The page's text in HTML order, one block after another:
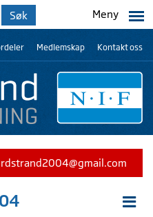
Meny
Medlemskap Kontakt oss